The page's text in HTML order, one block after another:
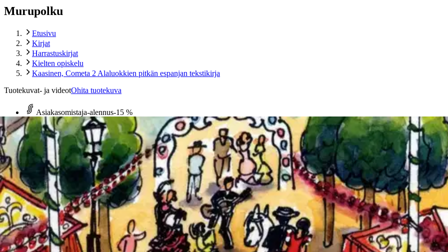
Murupolku
Etusivu
Kirjat
Harrastuskirjat
Kielten opiskelu
Kaasinen, Cometa 2 Alaluokkien pitkän espanjan tekstikirja
Tuotekuvat- ja videotOhita tuotekuva
Asiakasomistaja-alennus-15 %
Avaa kuva suurempana
Karusellin nuolipainikkeet
Opetushallitus
Kaasinen, Cometa 2 Alaluokkien pitkän espanjan tekstikirja
35,74 €